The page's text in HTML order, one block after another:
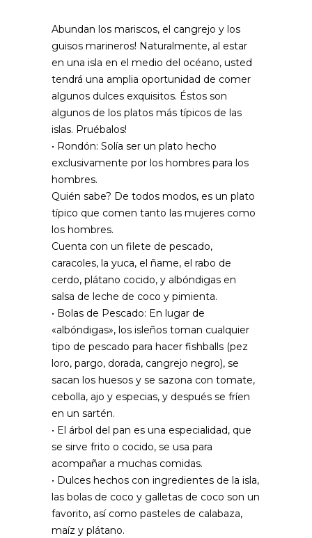
Abundan los mariscos, el cangrejo y los
guisos marineros! Naturalmente, al estar
en una isla en el medio del océano, usted
tendrá una amplia oportunidad de comer
algunos dulces exquisitos. Éstos son
algunos de los platos más típicos de las
islas. Pruébalos!
• Rondón: Solía ser un plato hecho
exclusivamente por los hombres para los
hombres.
Quién sabe? De todos modos, es un plato
típico que comen tanto las mujeres como
los hombres.
Cuenta con un filete de pescado,
caracoles, la yuca, el ñame, el rabo de
cerdo, plátano cocido, y albóndigas en
salsa de leche de coco y pimienta.
• Bolas de Pescado: En lugar de
«albóndigas», los isleños toman cualquier
tipo de pescado para hacer fishballs (pez
loro, pargo, dorada, cangrejo negro), se
sacan los huesos y se sazona con tomate,
cebolla, ajo y especias, y después se fríen
en un sartén.
• El árbol del pan es una especialidad, que
se sirve frito o cocido, se usa para
acompañar a muchas comidas.
• Dulces hechos con ingredientes de la isla,
las bolas de coco y galletas de coco son un
favorito, así como pasteles de calabaza,
maíz y plátano.